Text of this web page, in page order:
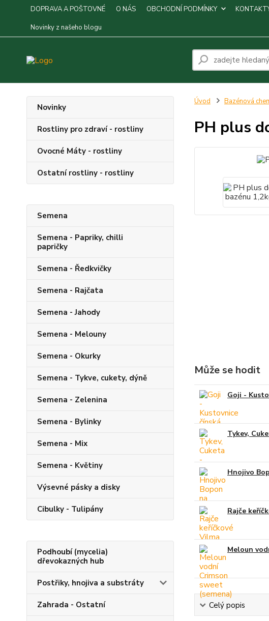
DOPRAVA A POŠTOVNÉ O NÁS OBCHODNÍ PODMÍNKY
Novinky z našeho blogu
Novinky
Rostliny pro zdraví - rostliny
Ovocné Máty - rostliny
Ostatní rostliny - rostliny
Semena
Semena - Papriky, chilli
papričky
Semena - Ředkvičky
Semena - Rajčata
Semena - Jahody
Semena - Melouny
Semena - Okurky
Semena - Tykve, cukety, dýně
Semena - Zelenina
Semena - Bylinky
Semena - Mix
Semena - Květiny
Výsevné pásky a disky
Cibulky - Tulipány
Podhoubí (mycelia)
dřevokazných hub
Postřiky, hnojiva a substráty
Zahrada - Ostatní
Úvod Bazénová
PH plus
Může se hodit
Goji -
Tykev,
Hnojivo
Rajče
Meloun
Celý popis